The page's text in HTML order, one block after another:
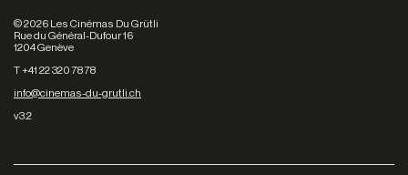
©2026 Les Cinémas Du Grütli
Rue du Général-Dufour 16
1204 Genève
T +41 22 320 78 78
info@cinemas-du-grutli.ch
v3.2